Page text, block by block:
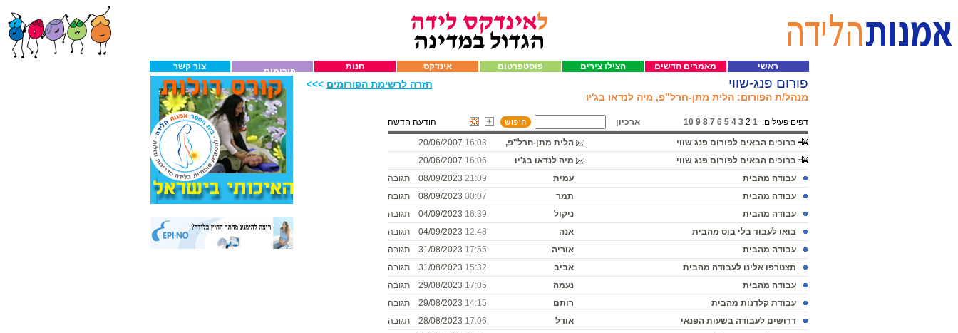
צור קשר פורומים חנות אינדקס פוסטפרטום הצילו צירים מאמרים חדשים ראשי
חזרה לרשימת הפורומים >>> פורום פנג-שווי
מנהל/ת הפורום: הלית מתן-חרל"פ, מיה לנדאו בג'יו
דפים פעילים: 1
2
3
4
5
6
7
8
9
10 ארכיון הודעה חדשה
ברוכים הבאים לפורום פנג שווי הלית מתן-חרל"פ, 16:03
ברוכים הבאים לפורום פנג שווי
מיה לנדאו בג'יו 16:06
עבודה מהבית
עמית 21:09
תגובה
עבודה מהבית
תמר 00:07
תגובה
עבודה מהבית
ניקול 16:39
תגובה
בואו לעבוד בלי בוס מהבית
אנה 12:48
תגובה
עבודה מהבית
אוריה 17:55
תגובה
תצטרפו אלינו לעבודה מהבית
אביב 15:32
תגובה
עבודה מהבית
נעמה 17:05
תגובה
עבודת קלדנות מהבית
רותם 14:15
תגובה
דרושים לעבודה בשעות הפנאי
אודל 17:06
תגובה